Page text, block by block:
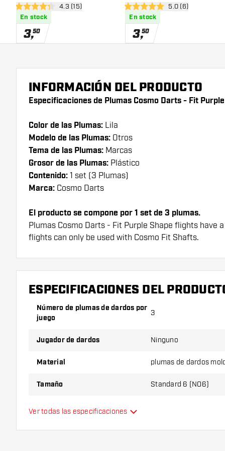
abrir panel de reseñas
4.3 estrellas de puntuación
4.3 (15)
En stock
3,50
abrir panel de
5 estrellas de puntuación
5.0 (6)
En stock
3,50
INFORMACIÓN DEL PRODUCTO
Especificaciones de Plumas Cosmo Darts - Fit
Color de las Plumas: Lila
Modelo de las Plumas: Otros
Tema de las Plumas: Marcas
Grosor de las Plumas: Plástico
Contenido: 1 set (3 Plumas)
Marca: Cosmo Darts
El producto se compone por 1 set de 3 plumas.
Plumas Cosmo Darts - Fit Purple Shape flights have
flights can only be used with Cosmo Fit Shafts.
Asegúrate de tener suficientes plumas y cañas.
romperse con el uso.
Prueba una forma, un material o un grosor
descubrir qué variante es mejor para ti.
ESPECIFICACIONES DEL
Número de plumas de dardos por
juego
3
Jugador de dardos Ninguno
Material plumas de dardos
Tamaño Standard 6 (NO6)
Flexibilidad
Ver todas las especificaciones